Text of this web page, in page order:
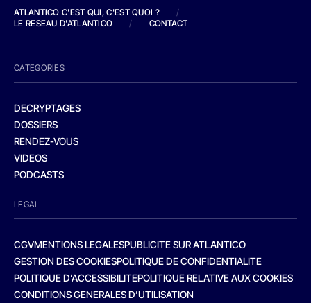
ATLANTICO C'EST QUI, C'EST QUOI ?
/
LE RESEAU D'ATLANTICO
/ CONTACT
CATEGORIES
DECRYPTAGES
DOSSIERS
RENDEZ-VOUS
VIDEOS
PODCASTS
LEGAL
CGVMENTIONS LEGALESPUBLICITE SUR ATLANTICO
GESTION DES COOKIESPOLITIQUE DE CONFIDENTIALITE
POLITIQUE D’ACCESSIBILITEPOLITIQUE RELATIVE AUX COOKIES
CONDITIONS GENERALES D’UTILISATION